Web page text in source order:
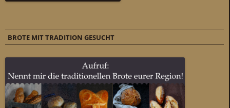
BROTE MIT TRADITION GESUCHT